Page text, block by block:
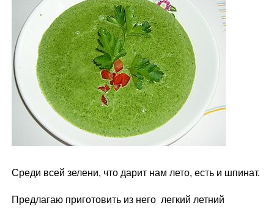
Среди всей зелени, что дарит нам лето, есть и шпинат.
Предлагаю приготовить из него легкий летний